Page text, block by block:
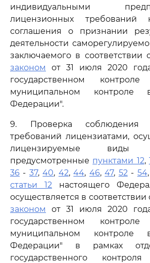
индивидуальными
лицензионных требований
соглашения о признании
деятельности
заключаемого в соответствии
законом
от 31 июля 2020
государственном
муниципальном контроле
Федерации".
9. Проверка соблюдения
требований лицензиатами,
лицензируемые виды
предусмотренные пунктами 12,
36 - 37,40, 42,44, 46,47, 52- 54
статьи 12 настоящего
осуществляется в
законом
от 31 июля 2020
государственном
муниципальном контроле
Федерации" в рамках
государственного